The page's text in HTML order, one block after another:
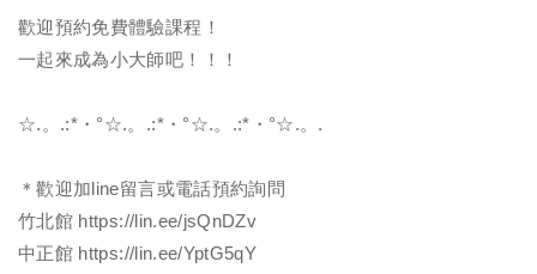
歡迎預約免費體驗課程！
一起來成為小大師吧！！！
☆.。.:*・°☆.。.:*・°☆.。.:*・°☆.。.
＊歡迎加line留言或電話預約詢問
竹北館 https://lin.ee/jsQnDZv
中正館 https://lin.ee/YptG5qY